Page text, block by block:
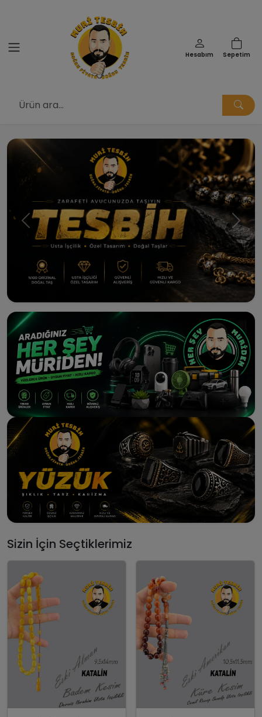
Hesabım Sepetim
Muri Tesbih | Doğru Fiyata
Sizin İçin Seçtiklerimiz